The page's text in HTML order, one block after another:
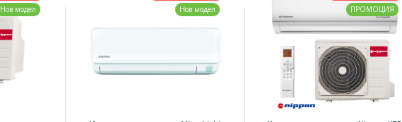
Нов модел
Нов модел
ПРОМОЦИЯ